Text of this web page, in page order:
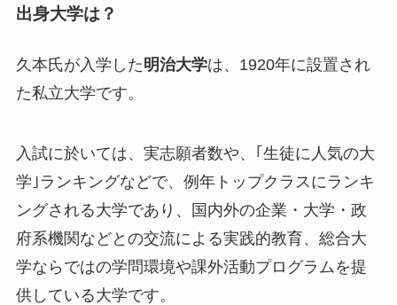
出身大学は？
久本氏が入学した明治大学は、1920年に設置され
た私立大学です。
入試に於いては、 実志願者数や、｢生徒に人気の大
学｣ランキングなどで、例年トップクラスにランキ
ングされる大学であり、国内外の企業・大学・政
府系機関などとの交流による実践的教育、総合大
学ならではの学問環境や課外活動プログラムを提
供している大学です。